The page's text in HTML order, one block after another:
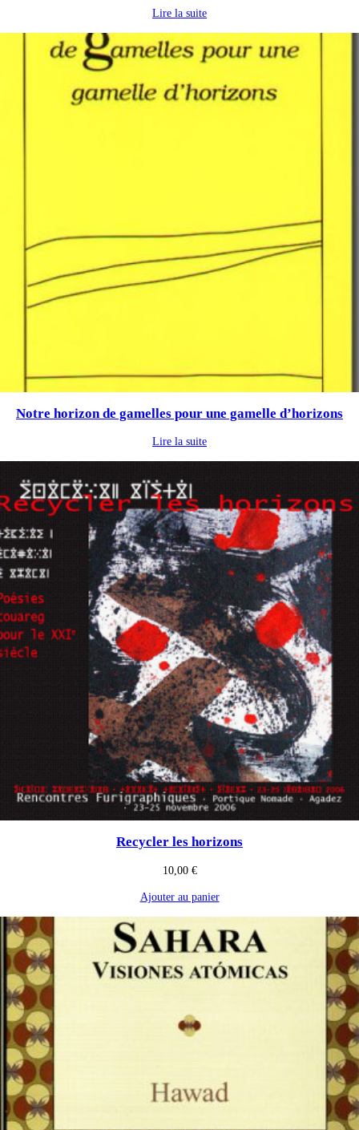
Lire la suite
Notre horizon de gamelles pour une gamelle d’horizons
Lire la suite
Recycler les horizons
10,00 €
Ajouter au panier